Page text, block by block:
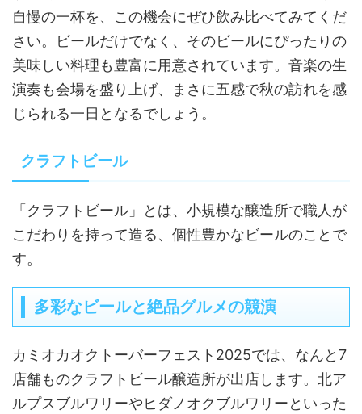
自慢の一杯を、この機会にぜひ飲み比べてみてくだ
さい。ビールだけでなく、そのビールにぴったりの
美味しい料理も豊富に用意されています。音楽の生
演奏も会場を盛り上げ、まさに五感で秋の訪れを感
じられる一日となるでしょう。
クラフトビール
「クラフトビール」とは、小規模な醸造所で職人が
こだわりを持って造る、個性豊かなビールのことで
す。
多彩なビールと絶品グルメの競演
カミオカオクトーバーフェスト2025では、なんと7
店舗ものクラフトビール醸造所が出店します。北ア
ルプスブルワリーやヒダノオクブルワリーといった